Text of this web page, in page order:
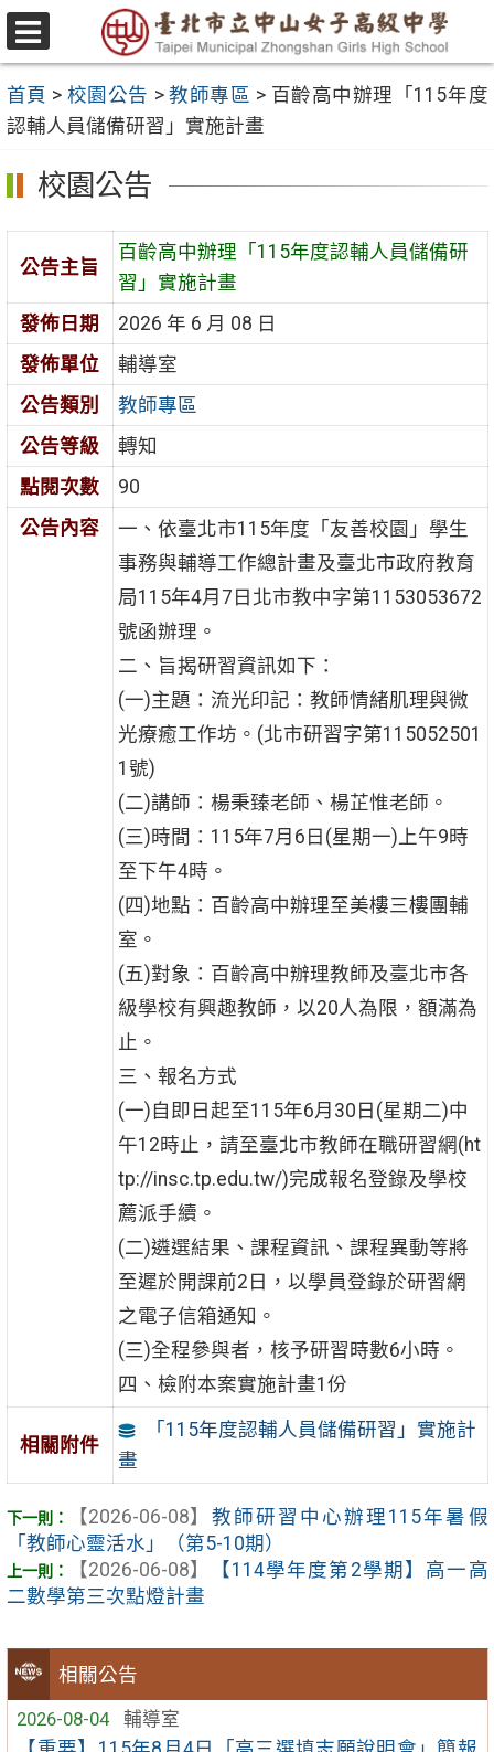
跳
至
要
內
容
區
選
單
首頁 > 校園公告 >教師專區 > 百齡高中辦理「115年度
認輔人員儲備研習」實施計畫
相關公告
2026-08-04
輔導室
校園公告
公告主旨
百齡高中辦理「115年度認輔人員儲備研
習」實施計畫
發佈日期
2026 年 6 月 08 日
發佈單位
輔導室
公告類別
教師專區
公告等級
轉知
點閱次數
90
公告內容
一、依臺北市115年度「友善校園」學生
事務與輔導工作總計畫及臺北市政府教育
局115年4月7日北市教中字第1153053672
號函辦理。
二、旨揭研習資訊如下：
(一)主題：流光印記：教師情緒肌理與微
光療癒工作坊。(北市研習字第115052501
1號)
(二)講師：楊秉臻老師、楊芷惟老師。
(三)時間：115年7月6日(星期一)上午9時
至下午4時。
(四)地點：百齡高中辦理至美樓三樓團輔
室。
(五)對象：百齡高中辦理教師及臺北市各
級學校有興趣教師，以20人為限，額滿為
止。
三、報名方式
(一)自即日起至115年6月30日(星期二)中
午12時止，請至臺北市教師在職研習網(ht
tp://insc.tp.edu.tw/)完成報名登錄及學校
薦派手續。
(二)遴選結果、課程資訊、課程異動等將
至遲於開課前2日，以學員登錄於研習網
之電子信箱通知。
(三)全程參與者，核予研習時數6小時。
四、檢附本案實施計畫1份
相關附件
「115年度認輔人員儲備研習」實施計
畫
【2026-06-08】
教師研習中心辦理115年暑假
「教師心靈活水」（第5-10期）
【2026-06-08】
【114學年度第2學期】高一高
二數學第三次點燈計畫